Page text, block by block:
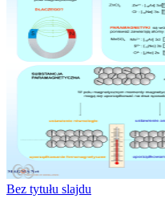
Bez tytułu slajdu